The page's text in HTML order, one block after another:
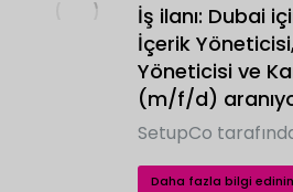
İş ilanı: Dubai
İçerik
Yöneticisi ve
(m/f/d)
SetupCo
Daha fazla bilgi edinin